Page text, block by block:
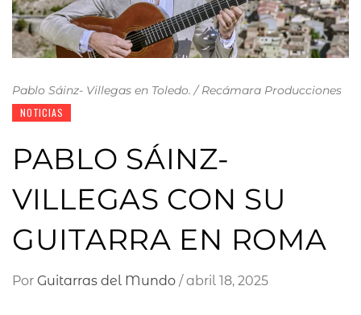
Pablo Sáinz- Villegas en Toledo. / Recámara Producciones
NOTICIAS
PABLO SÁINZ-
VILLEGAS CON SU
GUITARRA EN ROMA
Por Guitarras del Mundo / abril 18, 2025